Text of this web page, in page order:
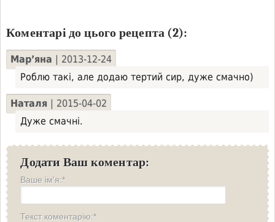
Коментарі до цього рецепта (2):
Мар’яна | 2013-12-24
Роблю такі, але додаю тертий сир, дуже смачно)
Наталя | 2015-04-02
Дуже смачні.
Додати Ваш коментар:
Ваше ім'я:*
Текст коментарію:*